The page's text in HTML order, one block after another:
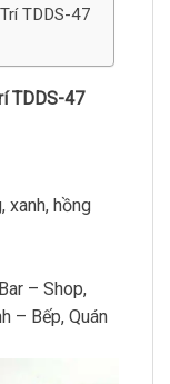
TDDS-47
TDDS-47
xanh, hồng
– Shop,
– Bếp, Quán